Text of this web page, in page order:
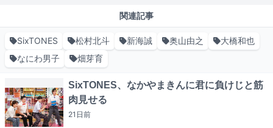
関連記事
SixTONES 松村北斗 新海誠 奥山由之
大橋和也
なにわ男子
畑芽育
SixTONES、なかやまきんに君に負けじと筋
肉見せる
21日前